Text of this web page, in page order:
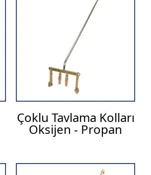
Çoklu Tavlama Kolları
Oksijen - Propan